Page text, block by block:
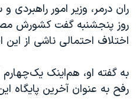
ران درمر، وزیر امور راهبردی
روز پنجشنبه گفت کشورش
اختلاف احتمالی ناشی از این
به گفته او، هم‌اینک
رفح به عنوان آخرین پایگاه